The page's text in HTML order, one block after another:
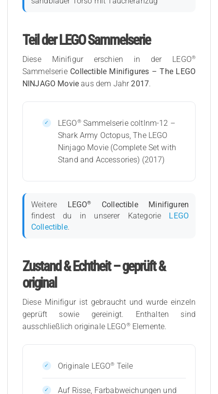
Teil der LEGO Sammelserie
Diese Minifigur erschien in der LEGO®
Sammelserie Collectible Minifigures – The LEGO
NINJAGO Movie aus dem Jahr2017.
LEGO®Sammelserie coltlnm-12 –
Shark Army Octopus, The LEGO
Ninjago Movie (Complete Set with
Stand and Accessories) (2017)
Weitere LEGO®
Collectible Minifiguren
findest du in unserer Kategorie LEGO
Collectible.
Zustand & Echtheit – geprüft &
original
Diese Minifigur ist gebraucht und wurde einzeln
geprüft sowie gereinigt. Enthalten sind
ausschließlich originale LEGO®Elemente.
Originale LEGO® Teile
Auf Risse, Farbabweichungen und